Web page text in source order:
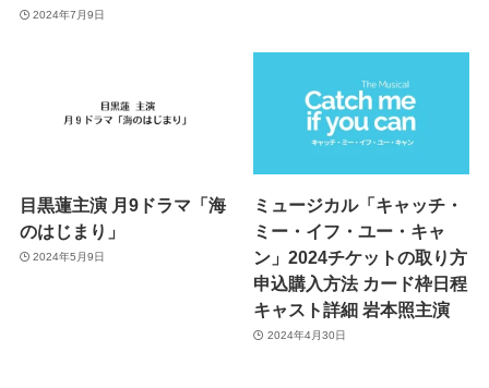
2024年7月9日
目黒蓮主演 月9ドラマ「海
のはじまり」
2024年5月9日
ミュージカル「キャッチ・
ミー・イフ・ユー・キャ
ン」2024チケットの取り方
申込購入方法 カード枠日程
キャスト詳細 岩本照主演
2024年4月30日